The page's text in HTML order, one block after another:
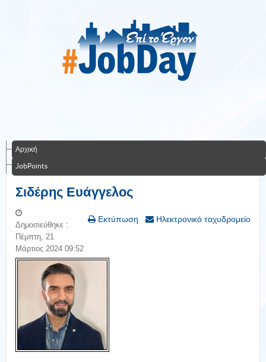
Αρχική
JobPoints
Σιδέρης Ευάγγελος
Εκτύπωση Ηλεκτρονικό ταχυδρομείο
Δημοσιεύθηκε :
Πέμπτη, 21
Μάρτιος 2024 09:52